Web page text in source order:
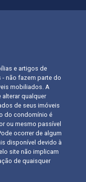
e artigos de
não fazem parte do
mobiliados. A
alterar qualquer
de seus imóveis
do condomínio é
ou mesmo passível
ocorrer de algum
disponível devido à
site não implicam
de quaisquer